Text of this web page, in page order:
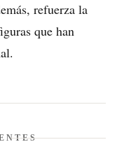
refuerza la
que han